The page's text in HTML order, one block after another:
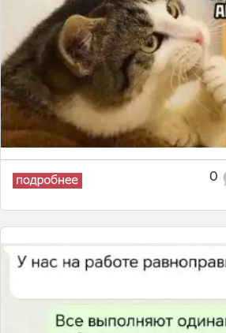
0